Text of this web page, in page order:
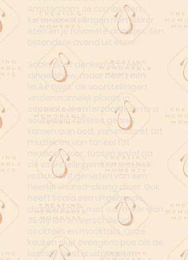
Amsterdam. Je combineert
korte voorstellingen met lekker
eten én je favoriete drankjes. Een
bijzondere avond uit eten!
Scala doet denken aan een
dinnershow, maar heeft een
leuke twist: de voorstellingen
vinden namelijk plaats in
separate theaterzaaltjes in ons
souterrain. Diverse genres
komen aan bod, van cabaret tot
muziek en van toneel tot
musical. Voor, tussen en/of na
de voorstellingen kan je in het
restaurant genieten van een
heerlijk shared-dining diner. Ook
heeft Scala een uitgebreide
drankenkaart met o.a. meer dan
25 wijnen en verschillende
cocktails en mocktails. Onze
keuken sluit overigens pas als de
laatste gast is uitgegeten.